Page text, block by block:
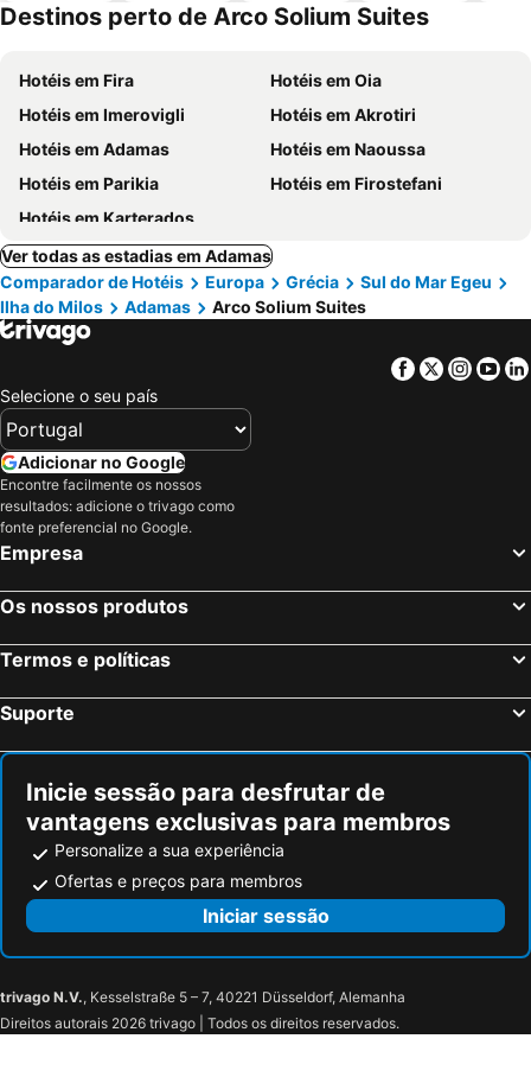
Destinos perto de Arco Solium Suites
Hotéis em Fira
Hotéis em Oia
Hotéis em Imerovigli
Hotéis em Akrotiri
Hotéis em Adamas
Hotéis em Naoussa
Hotéis em Parikia
Hotéis em Firostefani
Hotéis em Karterados
Ver todas as estadias em Adamas
Comparador de Hotéis
Europa Grécia
Sul do Mar Egeu
Ilha do Milos
Adamas Arco Solium Suites
Facebook
Twitter
Selecione o seu país
Adicionar no Google
Encontre facilmente os nossos
resultados: adicione o trivago como
fonte preferencial no Google.
Empresa
Os nossos produtos
Termos e políticas
Suporte
Inicie sessão para desfrutar de
vantagens exclusivas para membros
Personalize a sua experiência
Ofertas e preços para membros
Iniciar sessão
trivago N.V., Kesselstraße 5 – 7, 40221 Düsseldorf, Alemanha
Direitos autorais 2026 trivago | Todos os direitos reservados.